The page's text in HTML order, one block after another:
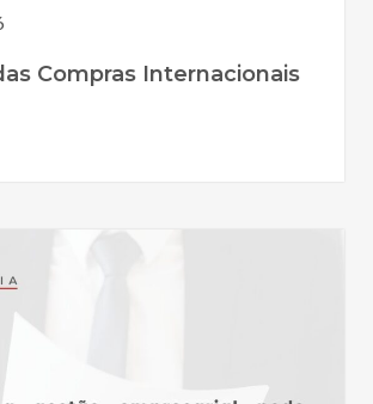
Compras Internacionais